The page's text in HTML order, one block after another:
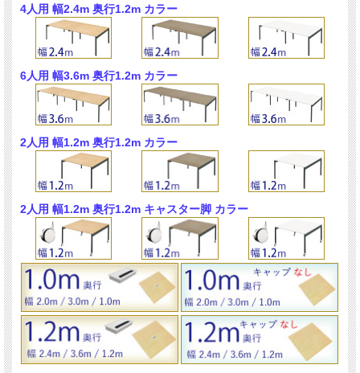
4人用 幅2.4m 奥行1.2m カラー
6人用 幅3.6m 奥行1.2m カラー
2人用 幅1.2m 奥行1.2m カラー
2人用 幅1.2m 奥行1.2m キャスター脚 カラー